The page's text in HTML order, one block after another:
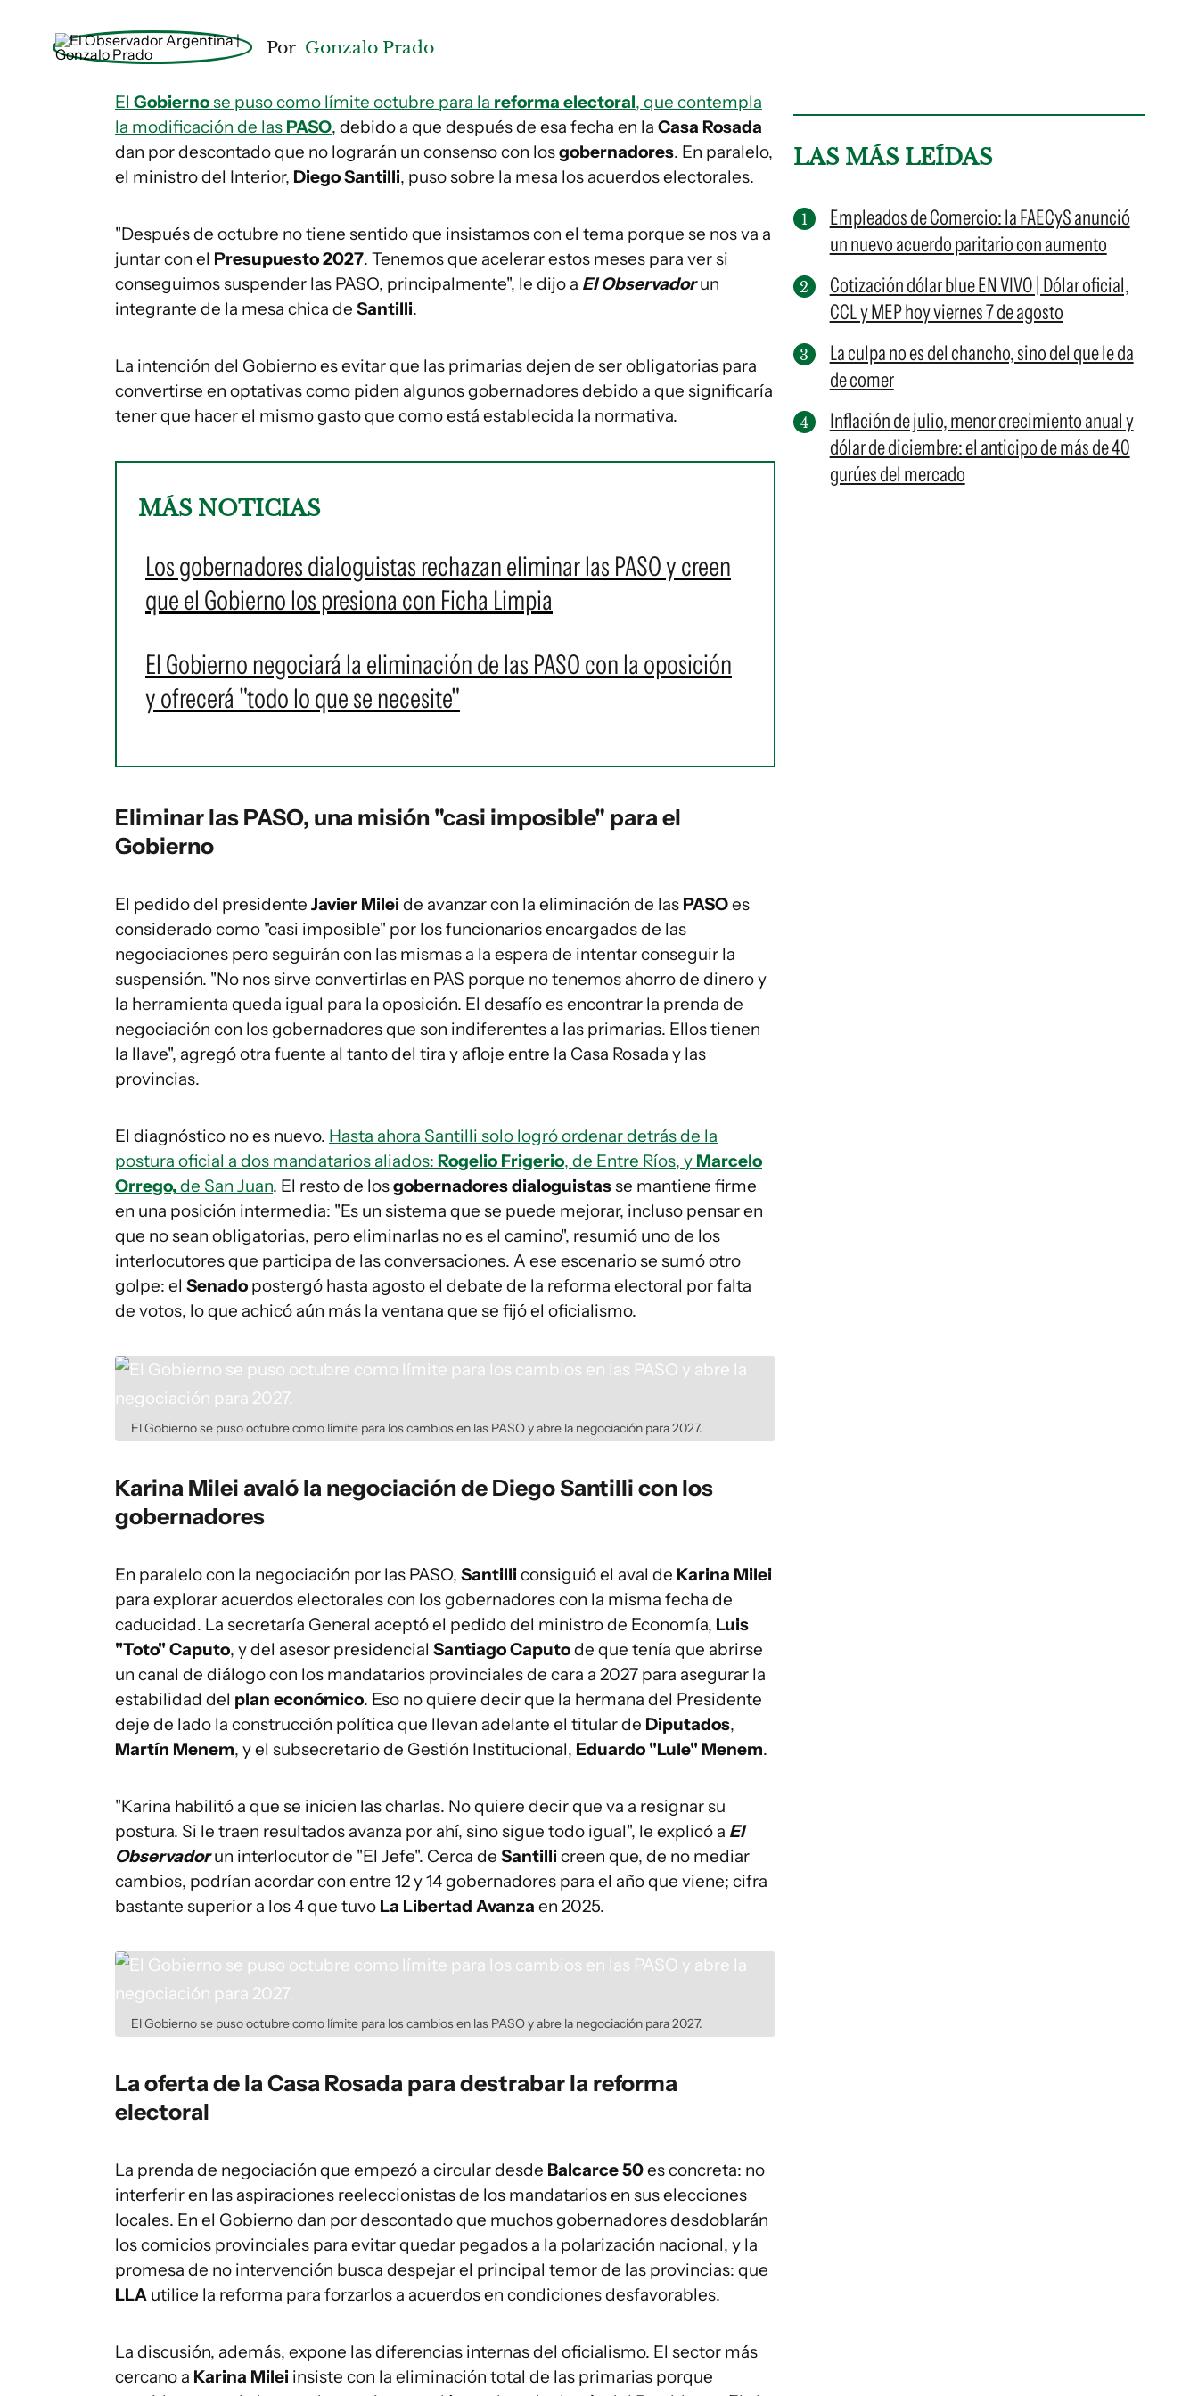
Por Gonzalo Prado
El Gobiernose puso como límite octubre para la reforma electoral, que contempla
la modificación de las PASO, debido a que después de esa fecha en la Casa Rosada
dan por descontado que no lograrán un consenso con losgobernadores. En paralelo,
el ministro del Interior, Diego Santilli, puso sobre la mesa los acuerdos electorales.
"Después de octubre no tiene sentido que insistamos con el tema porque se nos va a
juntar con el Presupuesto 2027. Tenemos que acelerar estos meses para ver si
conseguimos suspender las PASO, principalmente", le dijo a El Observadorun
integrante de la mesa chica de Santilli.
La intención del Gobierno es evitar que las primarias dejen de ser obligatorias para
convertirse en optativas como piden algunos gobernadores debido a que significaría
tener que hacer el mismo gasto que como está establecida la normativa.
MÁS NOTICIAS
Los gobernadores dialoguistas rechazan eliminar las PASO y creen
que el Gobierno los presiona con Ficha Limpia
El Gobierno negociará la eliminación de las PASO con la oposición
y ofrecerá "todo lo que se necesite"
Eliminar las PASO, una misión "casi imposible" para el
Gobierno
El pedido del presidente Javier Milei de avanzar con la eliminación de las PASOes
considerado como "casi imposible" por los funcionarios encargados de las
negociaciones pero seguirán con las mismas a la espera de intentar conseguir la
suspensión. "No nos sirve convertirlas en PAS porque no tenemos ahorro de dinero y
la herramienta queda igual para la oposición. El desafío es encontrar la prenda de
negociación con los gobernadores que son indiferentes a las primarias. Ellos tienen
la llave", agregó otra fuente al tanto del tira y afloje entre la Casa Rosada y las
provincias.
El diagnóstico no es nuevo. Hasta ahora Santilli solo logró ordenar detrás de la
postura oficial a dos mandatarios aliados: Rogelio Frigerio, de Entre Ríos, y Marcelo
Orrego,de San Juan. El resto de losgobernadores dialoguistasse mantiene firme
en una posición intermedia: "Es un sistema que se puede mejorar, incluso pensar en
que no sean obligatorias, pero eliminarlas no es el camino", resumió uno de los
interlocutores que participa de las conversaciones. A ese escenario se sumó otro
golpe: el Senado postergó hasta agosto el debate de la reforma electoral por falta
de votos, lo que achicó aún más la ventana que se fijó el oficialismo.
El Gobierno se puso octubre como límite para los cambios en las PASO y abre la negociación para 2027.
Karina Milei avaló la negociación de Diego Santilli con los
gobernadores
En paralelo con la negociación por las PASO, Santilli consiguió el aval de Karina Milei
para explorar acuerdos electorales con los gobernadores con la misma fecha de
caducidad. La secretaría General aceptó el pedido del ministro de Economía, Luis
"Toto" Caputo, y del asesor presidencial Santiago Caputode que tenía que abrirse
un canal de diálogo con los mandatarios provinciales de cara a 2027 para asegurar la
estabilidad del plan económico. Eso no quiere decir que la hermana del Presidente
deje de lado la construcción política que llevan adelante el titular de Diputados,
Martín Menem, y el subsecretario de Gestión Institucional, Eduardo "Lule" Menem.
"Karina habilitó a que se inicien las charlas. No quiere decir que va a resignar su
postura. Si le traen resultados avanza por ahí, sino sigue todo igual", le explicó a El
Observadorun interlocutor de "El Jefe". Cerca de Santilli creen que, de no mediar
cambios, podrían acordar con entre 12 y 14 gobernadores para el año que viene; cifra
bastante superior a los 4 que tuvo La Libertad Avanza en 2025.
El Gobierno se puso octubre como límite para los cambios en las PASO y abre la negociación para 2027.
La oferta de la Casa Rosada para destrabar la reforma
electoral
La prenda de negociación que empezó a circular desde Balcarce 50es concreta: no
interferir en las aspiraciones reeleccionistas de los mandatarios en sus elecciones
locales. En el Gobierno dan por descontado que muchos gobernadores desdoblarán
los comicios provinciales para evitar quedar pegados a la polarización nacional, y la
promesa de no intervención busca despejar el principal temor de las provincias: que
LLA utilice la reforma para forzarlos a acuerdos en condiciones desfavorables.
La discusión, además, expone las diferencias internas del oficialismo. El sector más
cercano a Karina Milei insiste con la eliminación total de las primarias porque
LAS MÁS LEÍDAS
Empleados de Comercio: la FAECyS anunció
un nuevo acuerdo paritario con aumento
Cotización dólar blue EN VIVO | Dólar oficial,
CCL y MEP hoy viernes 7 de agosto
La culpa no es del chancho, sino del que le da
de comer
Inflación de julio, menor crecimiento anual y
dólar de diciembre: el anticipo de más de 40
gurúes del mercado